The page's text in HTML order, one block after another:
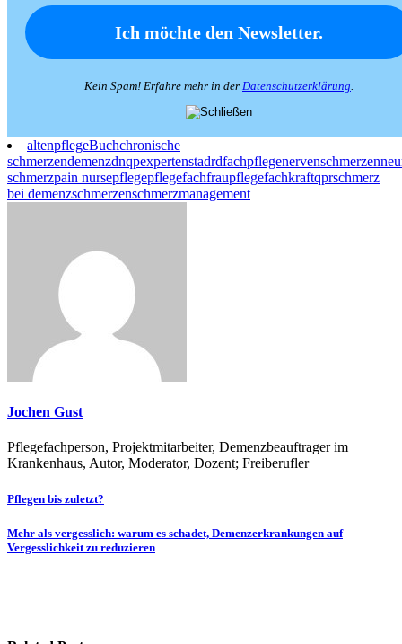
Kein Spam! Erfahre mehr in der Datenschutzerklärung
altenpflegeBuchchronische
schmerzendemenzdnqpexpertenstadrdfachpflegenervenschmerzen
schmerzpain nursepflegepflegefachfraupflegefachkraftqprschmerz
bei demenzschmerzenschmerzmanagement
Jochen Gust
Pflegefachperson, Projektmitarbeiter, Demenzbeauftrager im
Krankenhaus, Autor, Moderator, Dozent; Freiberufler
Beitragsnavigation
Pflegen bis zuletzt?
Mehr als vergesslich: warum es schadet, Demenzerkrankungen auf
Vergesslichkeit zu reduzieren